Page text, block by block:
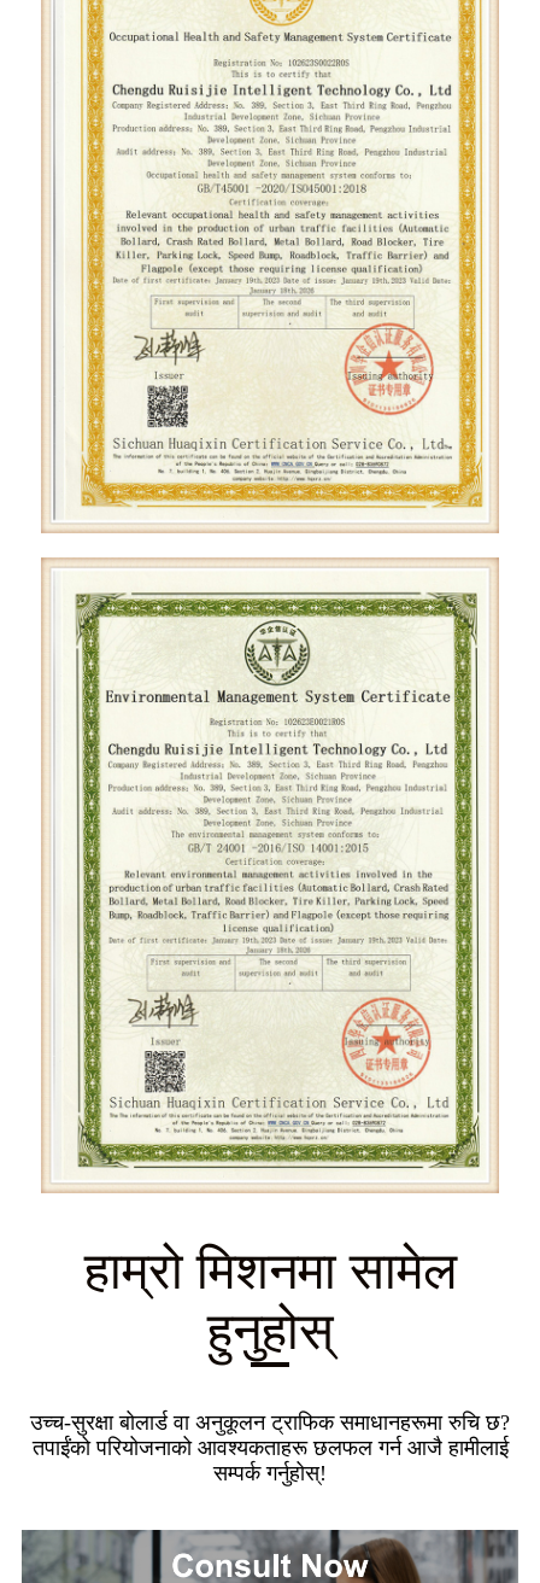
हाम्रो मिशनमा सामेल
हुनुहोस्
उच्च-सुरक्षा बोलार्ड वा अनुकूलन ट्राफिक समाधानहरूमा रुचि छ?
तपाईंको परियोजनाको आवश्यकताहरू छलफल गर्न आजै हामीलाई
सम्पर्क गर्नुहोस्!